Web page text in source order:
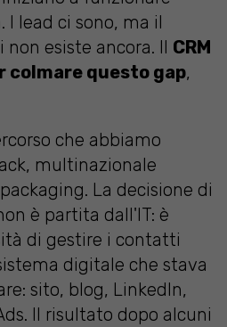
lead ci sono, ma il
non esiste ancora. Il CRM
colmare questo gap,
che abbiamo
multinazionale
La decisione di
è partita dall'IT: è
di gestire i contatti
digitale che stava
sito, blog, LinkedIn,
Il risultato dopo alcuni